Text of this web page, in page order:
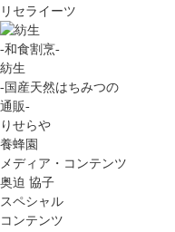
リセライーツ
-和食割烹-
紡生
-国産天然はちみつの
通販-
りせらや
養蜂園
メディア・コンテンツ
奥迫 協子
スペシャル
コンテンツ